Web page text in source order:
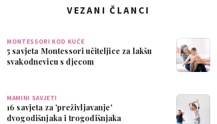
VEZANI ČLANCI
MONTESSORI KOD KUĆE
5 savjeta Montessori učiteljice za lakšu
svakodnevicu s djecom
MAMINI SAVJETI
16 savjeta za 'preživljavanje'
dvogodišnjaka i trogodišnjaka